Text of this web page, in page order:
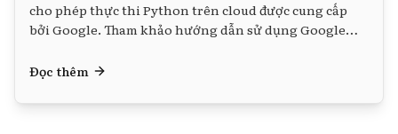
cho phép thực thi Python trên cloud được cung cấp
bởi Google. Tham khảo hướng dẫn sử dụng Google
Đọc thêm